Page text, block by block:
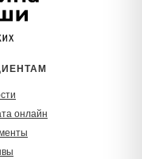
онлайн